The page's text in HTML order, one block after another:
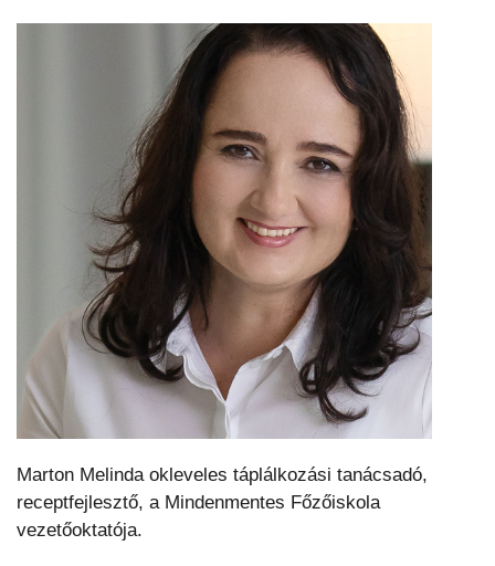
Marton Melinda okleveles táplálkozási tanácsadó,
receptfejlesztő, a Mindenmentes Főzőiskola
vezetőoktatója.